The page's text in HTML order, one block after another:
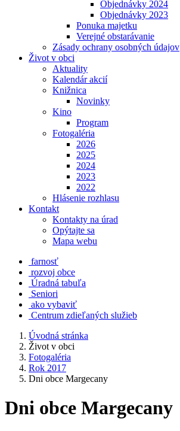
Objednávky 2024
Objednávky 2023
Ponuka majetku
Verejné obstarávanie
Zásady ochrany osobných údajov
Život v obci
Aktuality
Kalendár akcií
Knižnica
Novinky
Kino
Program
Fotogaléria
2026
2025
2024
2023
2022
Hlásenie rozhlasu
Kontakt
Kontakty na úrad
Opýtajte sa
Mapa webu
farnosť
rozvoj obce
Úradná tabuľa
Seniori
ako vybaviť
Centrum zdieľaných služieb
Úvodná stránka
Život v obci
Fotogaléria
Rok 2017
Dni obce Margecany
Dni obce Margecany